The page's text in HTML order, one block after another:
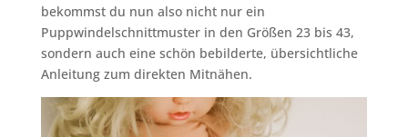
bekommst du nun also nicht nur ein
Puppwindelschnittmuster in den Größen 23 bis 43,
sondern auch eine schön bebilderte, übersichtliche
Anleitung zum direkten Mitnähen.